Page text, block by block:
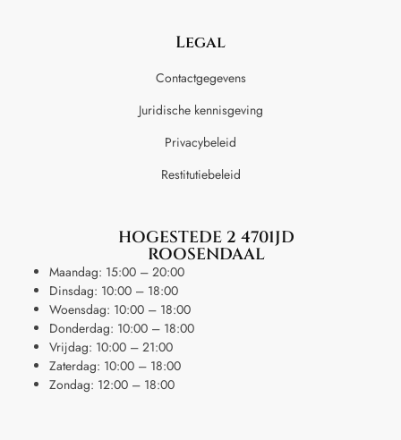
Legal
Contactgegevens
Juridische kennisgeving
Privacybeleid
Restitutiebeleid
HOGESTEDE 2 4701JD
ROOSENDAAL
Maandag: 15:00 – 20:00
Dinsdag: 10:00 – 18:00
Woensdag: 10:00 – 18:00
Donderdag: 10:00 – 18:00
Vrijdag: 10:00 – 21:00
Zaterdag: 10:00 – 18:00
Zondag: 12:00 – 18:00